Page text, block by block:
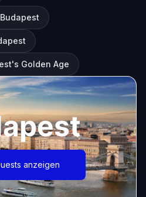
Golden Age
anzeigen